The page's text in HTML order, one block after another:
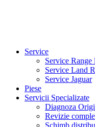
Service
Service Range
Service Land
Service Jaguar
Piese
Servicii Specializate
Diagnoza
Revizie
Schimb